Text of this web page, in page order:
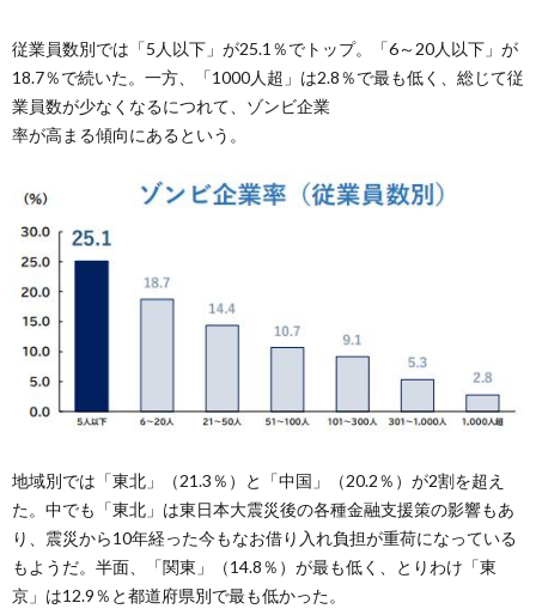
従業員数別では「5人以下」が25.1％でトップ。「6～20人以下」が
18.7％で続いた。一方、「1000人超」は2.8％で最も低く、総じて従
業員数が少なくなるにつれて、ゾンビ企業
率が高まる傾向にあるという。
地域別では「東北」（21.3％）と「中国」（20.2％）が2割を超え
た。中でも「東北」は東日本大震災後の各種金融支援策の影響もあ
り、震災から10年経った今もなお借り入れ負担が重荷になっている
もようだ。半面、「関東」（14.8％）が最も低く、とりわけ「東
京」は12.9％と都道府県別で最も低かった。